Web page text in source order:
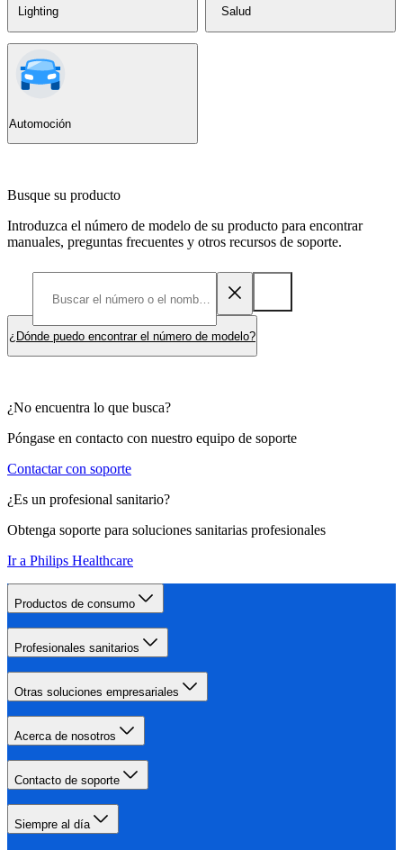
Lighting Salud
Automoción
Busque su producto
Introduzca el número de modelo de su producto para encontrar
manuales, preguntas frecuentes y otros recursos de soporte.
¿Dónde puedo encontrar el número de modelo?
¿No encuentra lo que busca?
Póngase en contacto con nuestro equipo de soporte
Contactar con soporte
¿Es un profesional sanitario?
Obtenga soporte para soluciones sanitarias profesionales
Ir a Philips Healthcare
Productos de consumo
Profesionales sanitarios
Otras soluciones empresariales
Acerca de nosotros
Contacto de soporte
Siempre al día